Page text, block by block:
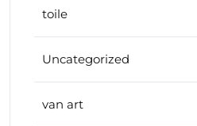
toile
Uncategorized
van art